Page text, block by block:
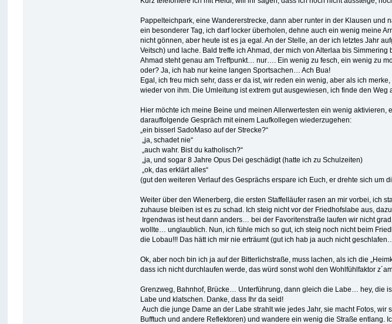
Pappelteichpark, eine Wandererstrecke, dann aber runter in der Klausen und
ein besonderer Tag, ich darf locker überholen, dehne auch ein wenig meine
nicht gönnen, aber heute ist es ja egal. An der Stelle, an der ich letztes Jahr
Veitsch) und lache. Bald treffe ich Ahmad, der mich von Alterlaa bis
Ahmad steht genau am Treffpunkt… nur…. Ein wenig zu fesch, ein wenig zu
oder? Ja, ich hab nur keine langen Sportsachen… Ach Bua!
Egal, ich freu mich sehr, dass er da ist, wir reden ein wenig, aber als ich
wieder von ihm. Die Umleitung ist extrem gut ausgewiesen, ich finde den Weg
Hier möchte ich meine Beine und meinen Allerwertesten ein wenig
darauffolgende Gespräch mit einem Laufkollegen wiederzugehen:
„ein bisserl SadoMaso auf der Strecke?“
„ja, schadet nie“
„auch wahr. Bist du katholisch?“
„ja, und sogar 8 Jahre Opus Dei geschädigt (hatte ich zu Schulzeiten)
„ok, das erklärt alles“
(gut den weiteren Verlauf des Gesprächs erspare ich Euch, er drehte sich
Weiter über den Wienerberg, die ersten Staffelläufer rasen an mir vorbei, ich
zuhause bleiben ist es zu schad. Ich steig nicht vor der Friedhofslabe aus,
Irgendwas ist heut dann anders… bei der Favoritenstraße laufen wir nicht
wollte… unglaublich. Nun, ich fühle mich so gut, ich steig noch nicht beim
die Lobau!!! Das hätt ich mir nie erträumt (gut ich hab ja auch nicht
Ok, aber noch bin ich ja auf der Bitterlichstraße, muss lachen, als ich die
dass ich nicht durchlaufen werde, das würd sonst wohl den Wohlfühlfaktor
Grenzweg, Bahnhof, Brücke… Unterführung, dann gleich die Labe… hey, die
Labe und klatschen. Danke, dass Ihr da seid!
Auch die junge Dame an der Labe strahlt wie jedes Jahr, sie macht Fotos,
Bufftuch und andere Reflektoren) und wandere ein wenig die Straße entlang.